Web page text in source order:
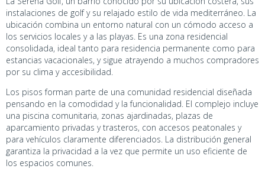
instalaciones de golf y su relajado estilo de vida mediterráneo. La
ubicación combina un entorno natural con un cómodo acceso a
los servicios locales y a las playas. Es una zona residencial
consolidada, ideal tanto para residencia permanente como para
estancias vacacionales, y sigue atrayendo a muchos compradores
por su clima y accesibilidad.
Los pisos forman parte de una comunidad residencial diseñada
pensando en la comodidad y la funcionalidad. El complejo incluye
una piscina comunitaria, zonas ajardinadas, plazas de
aparcamiento privadas y trasteros, con accesos peatonales y
para vehículos claramente diferenciados. La distribución general
garantiza la privacidad a la vez que permite un uso eficiente de
los espacios comunes.